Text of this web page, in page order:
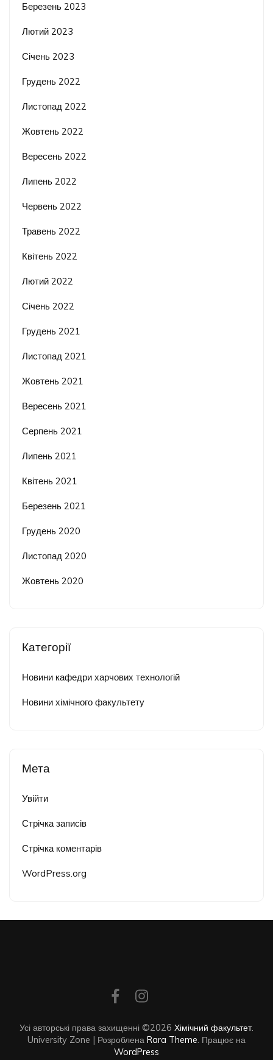
Березень 2023
Лютий 2023
Січень 2023
Грудень 2022
Листопад 2022
Жовтень 2022
Вересень 2022
Липень 2022
Червень 2022
Травень 2022
Квітень 2022
Лютий 2022
Січень 2022
Грудень 2021
Листопад 2021
Жовтень 2021
Вересень 2021
Серпень 2021
Липень 2021
Квітень 2021
Березень 2021
Грудень 2020
Листопад 2020
Жовтень 2020
Категорії
Новини кафедри харчових технологій
Новини хімічного факультету
Мета
Увійти
Стрічка записів
Стрічка коментарів
WordPress.org
Усі авторські права захищенні ©2026 Хімічний факультет.
University Zone | Розроблена Rara Theme. Працює на
WordPress